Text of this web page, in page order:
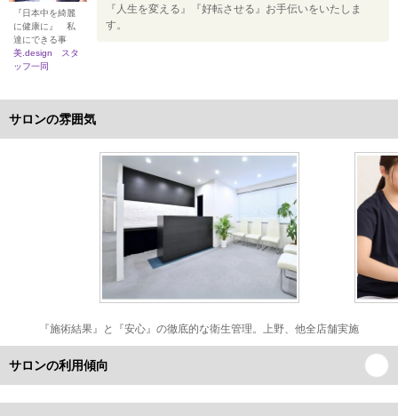
『日本中を綺麗
に健康に』 私
達にできる事
美.design スタ
ッフ一同
『人生を変える』『好転させる』お手伝いをいたしま
す。
サロンの雰囲気
『施術結果』と『安心』の徹底的な衛生管理。上野、他全店舗実施
サロンの利用傾向